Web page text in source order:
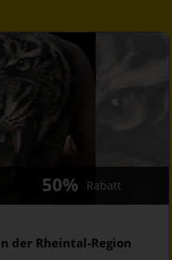
der Rheintal-Region
50% Rabatt